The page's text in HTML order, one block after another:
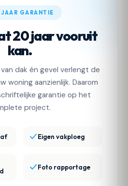
JAAR GARANTIE
20 jaar vooruit
kan.
dak én gevel verlengt de
woning aanzienlijk. Daarom
garantie op het
project.
Eigen vakploeg
Foto rapportage